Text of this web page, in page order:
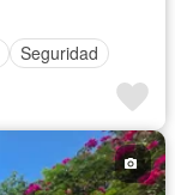
Seguridad